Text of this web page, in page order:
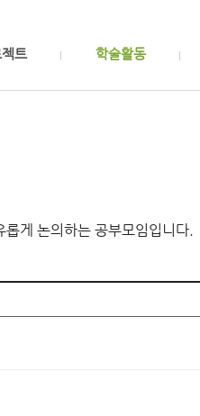
트 학술활동
게 논의하는 공부모임입니다.